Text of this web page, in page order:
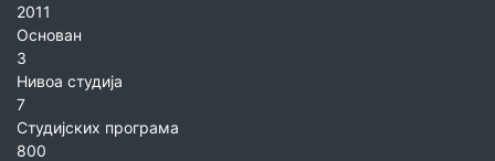
2011
Основан
3
Нивоа студија
7
Студијских програма
800